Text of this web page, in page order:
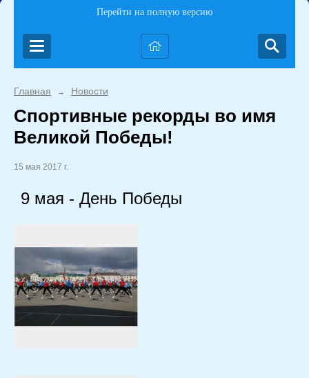
Перейти на полную версию
Главная → Новости
Спортивные рекорды во имя
Великой Победы!
15 мая 2017 г.
9 мая - День Победы